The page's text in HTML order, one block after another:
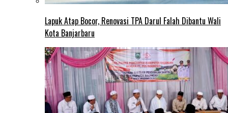
Lapuk Atap Bocor, Renovasi TPA Darul Falah Dibantu Wali
Kota Banjarbaru